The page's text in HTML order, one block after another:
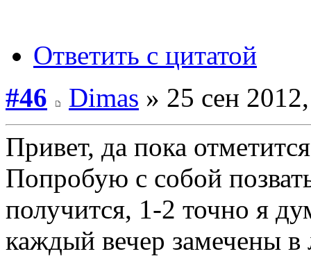
Ответить с цитатой
#46
Dimas » 25 сен
Привет, да пока
Попробую с собой
получится, 1-2 точно я
каждый вечер замечены в